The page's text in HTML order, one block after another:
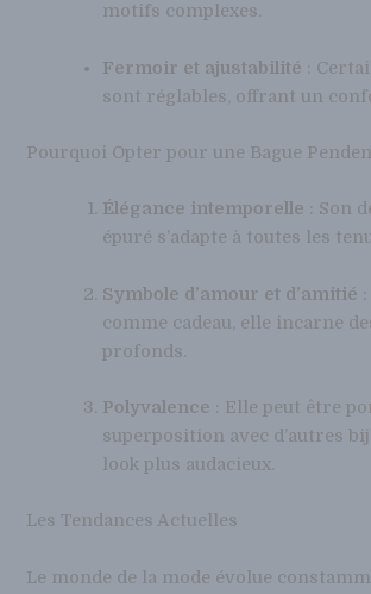
motifs complexes.
Fermoir et ajustabilité :
sont réglables, offrant un
Pourquoi Opter pour une Bague
Élégance intemporelle : Son
épuré s’adapte à toutes les
Symbole d’amour et d’amitié
comme cadeau, elle incarne
profonds.
Polyvalence : Elle peut être
superposition avec d’autres
look plus audacieux.
Les Tendances Actuelles
Le monde de la mode évolue